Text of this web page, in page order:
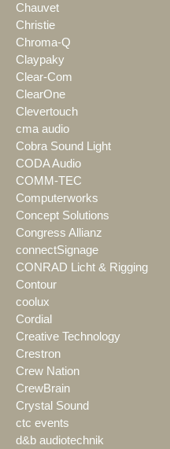
Chauvet
Christie
Chroma-Q
Claypaky
Clear-Com
ClearOne
Clevertouch
cma audio
Cobra Sound Light
CODA Audio
COMM-TEC
Computerworks
Concept Solutions
Congress Allianz
connectSignage
CONRAD Licht & Rigging
Contour
coolux
Cordial
Creative Technology
Crestron
Crew Nation
CrewBrain
Crystal Sound
ctc events
d&b audiotechnik